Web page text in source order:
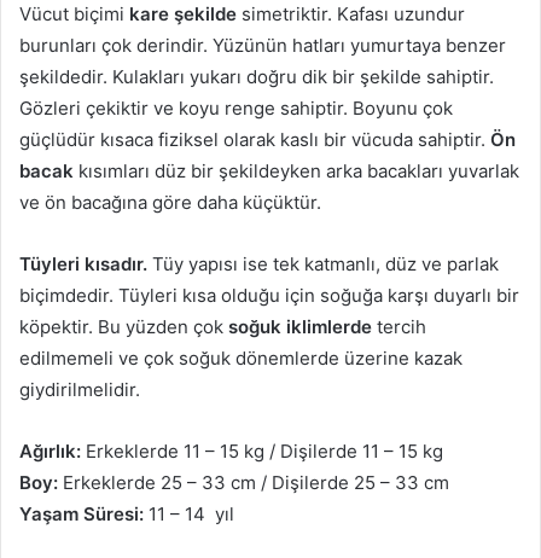
Vücut biçimi kare şekilde simetriktir. Kafası uzundur
burunları çok derindir. Yüzünün hatları yumurtaya benzer
şekildedir. Kulakları yukarı doğru dik bir şekilde sahiptir.
Gözleri çekiktir ve koyu renge sahiptir. Boyunu çok
güçlüdür kısaca fiziksel olarak kaslı bir vücuda sahiptir. Ön
bacak kısımları düz bir şekildeyken arka bacakları yuvarlak
ve ön bacağına göre daha küçüktür.
Tüyleri kısadır. Tüy yapısı ise tek katmanlı, düz ve parlak
biçimdedir. Tüyleri kısa olduğu için soğuğa karşı duyarlı bir
köpektir. Bu yüzden çok soğuk iklimlerde tercih
edilmemeli ve çok soğuk dönemlerde üzerine kazak
giydirilmelidir.
Ağırlık: Erkeklerde 11 – 15 kg / Dişilerde 11 – 15 kg
Boy: Erkeklerde 25 – 33 cm / Dişilerde 25 – 33 cm
Yaşam Süresi: 11 – 14 yıl